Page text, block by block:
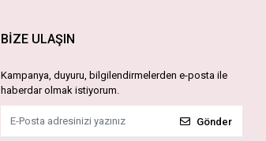
BİZE ULAŞIN
Kampanya, duyuru, bilgilendirmelerden e-posta ile
haberdar olmak istiyorum.
Gönder